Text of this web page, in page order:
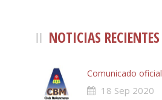
NOTICIAS RECIENTES
Comunicado oficial
18 Sep 2020